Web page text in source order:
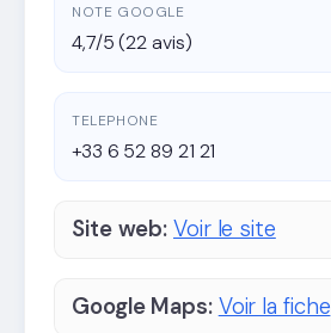
NOTE GOOGLE
4,7/5 (22 avis)
TELEPHONE
+33 6 52 89 21 21
Site web: Voir le site
Google Maps: Voir la fiche